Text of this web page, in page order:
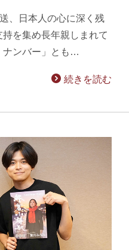
、日本人の心に深く残
を集め長年親しまれて
ナンバー」とも…
続きを読む